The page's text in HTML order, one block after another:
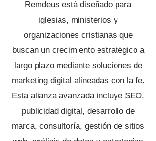
Remdeus está diseñado para
iglesias, ministerios y
organizaciones cristianas que
buscan un crecimiento estratégico a
largo plazo mediante soluciones de
marketing digital alineadas con la fe.
Esta alianza avanzada incluye SEO,
publicidad digital, desarrollo de
marca, consultoría, gestión de sitios